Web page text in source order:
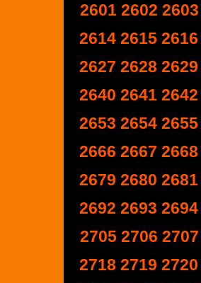
2601 2602 2603
2614 2615 2616
2627 2628 2629
2640 2641 2642
2653 2654 2655
2666 2667 2668
2679 2680 2681
2692 2693 2694
2705 2706 2707
2718 2719 2720